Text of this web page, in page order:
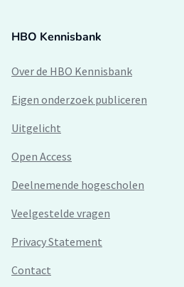
HBO Kennisbank
Over de HBO Kennisbank
Eigen onderzoek publiceren
Uitgelicht
Open Access
Deelnemende hogescholen
Veelgestelde vragen
Privacy Statement
Contact